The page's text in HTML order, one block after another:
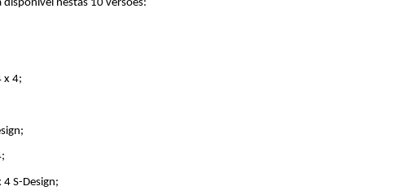
disponível nestas 10 versões:
x 4;
4 S-Design;